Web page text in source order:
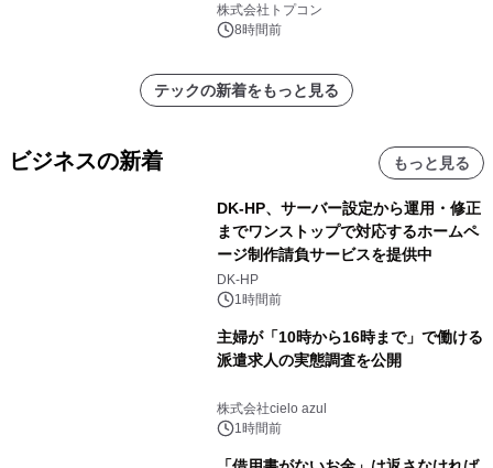
株式会社トプコン
8時間前
テックの新着をもっと見る
ビジネスの新着 もっと見る
DK-HP、サーバー設定から運用・修正
までワンストップで対応するホームペ
ージ制作請負サービスを提供中
DK-HP
1時間前
主婦が「10時から16時まで」で働ける
派遣求人の実態調査を公開
株式会社cielo azul
1時間前